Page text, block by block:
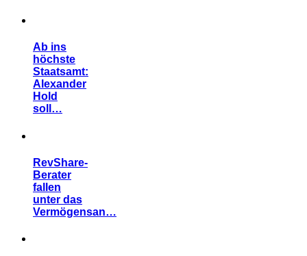
Ab ins
höchste
Staatsamt:
Alexander
Hold
soll…
RevShare-
Berater
fallen
unter das
Vermögensan…